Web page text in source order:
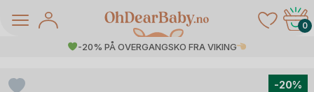
0
-20% PÅ OVERGANGSKO FRA VIKING
-20%